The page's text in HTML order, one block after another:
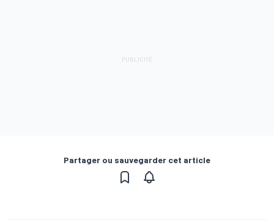
Partager ou sauvegarder cet article